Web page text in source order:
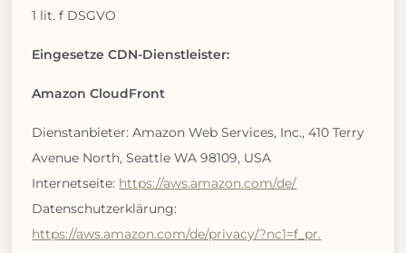
1 lit. f DSGVO
Eingesetze CDN-Dienstleister:
Amazon CloudFront
Dienstanbieter: Amazon Web Services, Inc., 410 Terry
Avenue North, Seattle WA 98109, USA
Internetseite: https://aws.amazon.com/de/
Datenschutzerklärung:
https://aws.amazon.com/de/privacy/?nc1=f_pr.